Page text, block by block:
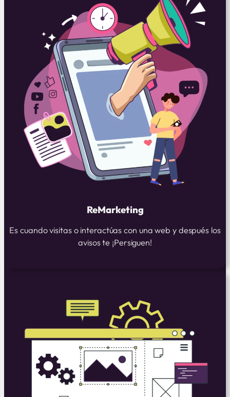
ReMarketing
Es cuando visitas o interactúas con una web y después los
avisos te ¡Persiguen!